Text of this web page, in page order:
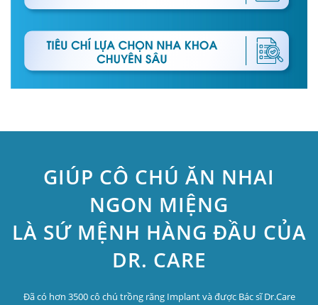
GIÚP CÔ CHÚ ĂN NHAI
NGON MIỆNG
LÀ SỨ MỆNH HÀNG ĐẦU CỦA
DR. CARE
Đã có hơn 3500 cô chú trồng răng Implant và được Bác sĩ Dr.Care